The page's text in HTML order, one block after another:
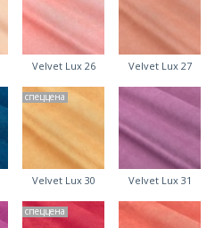
Velvet Lux 26 Velvet Lux 27
спеццена
Velvet Lux 30 Velvet Lux 31
спеццена